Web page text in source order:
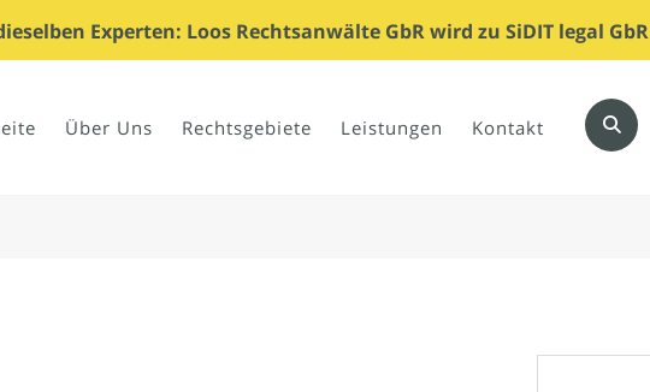
Experten: Loos Rechtsanwälte GbR wird zu SiDIT legal GbR
Über Uns Rechtsgebiete Leistungen Kontakt